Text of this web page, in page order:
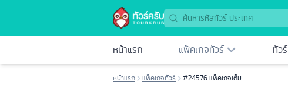
หน้าแรก แพ็คเกจทัวร์ ทัว
หน้าแรก แพ็คเกจทัวร์ #24576 แพ็คเกจเต็ม